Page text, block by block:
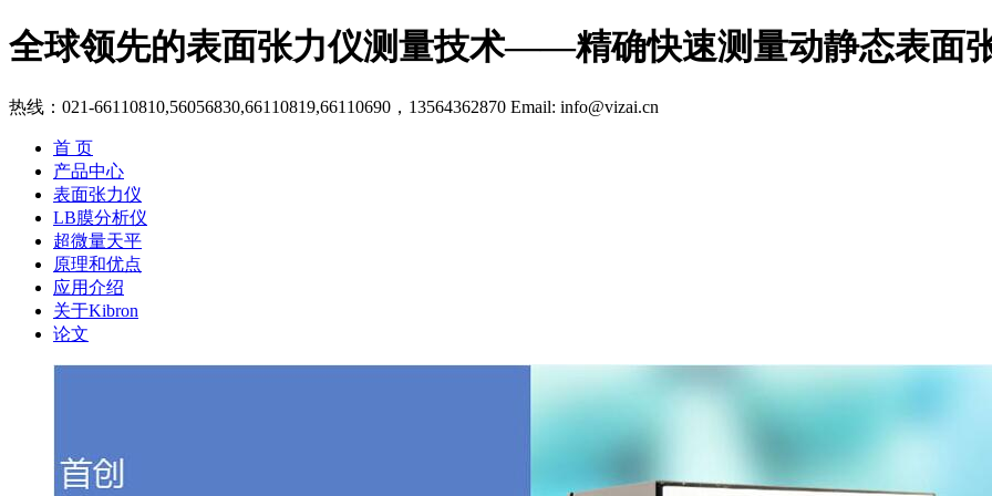
全球领先的表面张力仪测量技术——精确快速测量动静态表面
热线：021-66110810,56056830,66110819,66110690，13564362870 Email: info@vizai.cn
首 页
产品中心
表面张力仪
LB膜分析仪
超微量天平
原理和优点
应用介绍
关于Kibron
论文